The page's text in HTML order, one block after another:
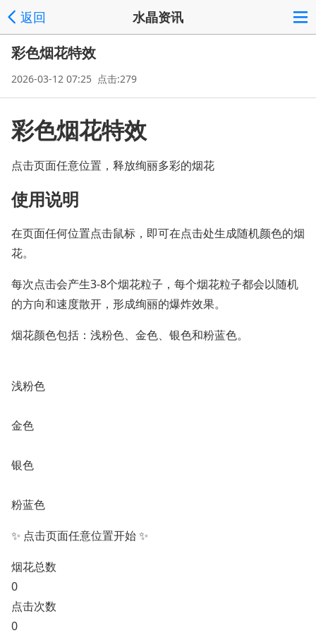
返回 水晶资讯
彩色烟花特效
2026-03-12 07:25 点击:279
彩色烟花特效
点击页面任意位置，释放绚丽多彩的烟花
使用说明
在页面任何位置点击鼠标，即可在点击处生成随机颜色的烟
花。
每次点击会产生3-8个烟花粒子，每个烟花粒子都会以随机
的方向和速度散开，形成绚丽的爆炸效果。
烟花颜色包括：浅粉色、金色、银色和粉蓝色。
浅粉色
金色
银色
粉蓝色
✨ 点击页面任意位置开始 ✨
烟花总数
0
点击次数
0